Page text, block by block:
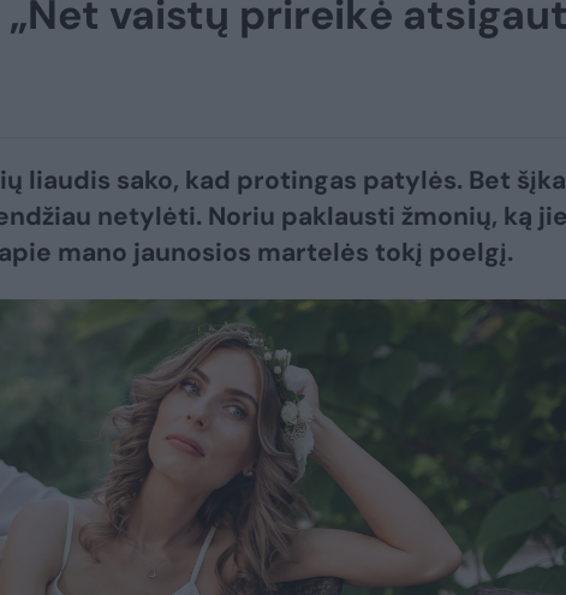
vaistų prireikė
liaudis sako, kad protingas patylės. Bet
netylėti. Noriu paklausti žmonių, ką jie
mano jaunosios martelės tokį poelgį.